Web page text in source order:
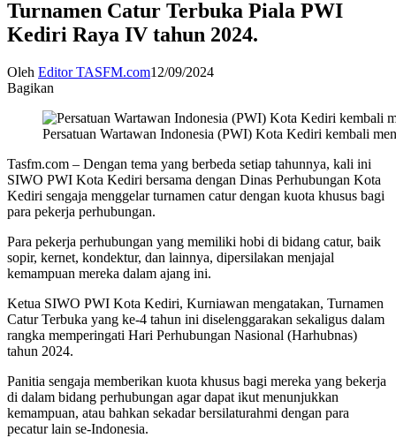
Turnamen Catur Terbuka Piala PWI
Kediri Raya IV tahun 2024.
Oleh Editor TASFM.com12/09/2024
Bagikan
Persatuan Wartawan Indonesia (PWI) Kota Kediri kembali
Tasfm.com – Dengan tema yang berbeda setiap tahunnya, kali ini
SIWO PWI Kota Kediri bersama dengan Dinas Perhubungan Kota
Kediri sengaja menggelar turnamen catur dengan kuota khusus bagi
para pekerja perhubungan.
Para pekerja perhubungan yang memiliki hobi di bidang catur, baik
sopir, kernet, kondektur, dan lainnya, dipersilakan menjajal
kemampuan mereka dalam ajang ini.
Ketua SIWO PWI Kota Kediri, Kurniawan mengatakan, Turnamen
Catur Terbuka yang ke-4 tahun ini diselenggarakan sekaligus dalam
rangka memperingati Hari Perhubungan Nasional (Harhubnas)
tahun 2024.
Panitia sengaja memberikan kuota khusus bagi mereka yang bekerja
di dalam bidang perhubungan agar dapat ikut menunjukkan
kemampuan, atau bahkan sekadar bersilaturahmi dengan para
pecatur lain se-Indonesia.